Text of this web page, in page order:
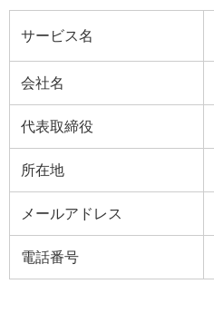
サービス名
会社名
代表取締役
所在地
メールアドレス
電話番号